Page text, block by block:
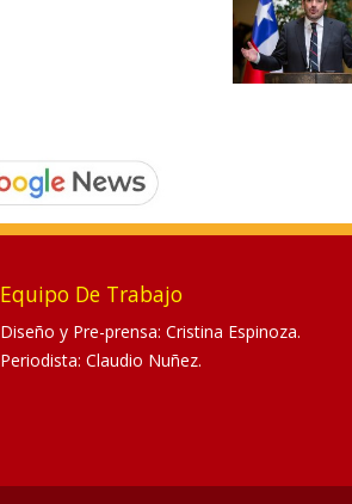
Equipo De Trabajo
Diseño y Pre-prensa: Cristina Espinoza.
Periodista: Claudio Nuñez.